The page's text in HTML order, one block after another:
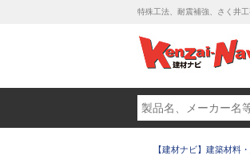
特殊工法、耐震補強、さく井
【建材ナビ】建築材料